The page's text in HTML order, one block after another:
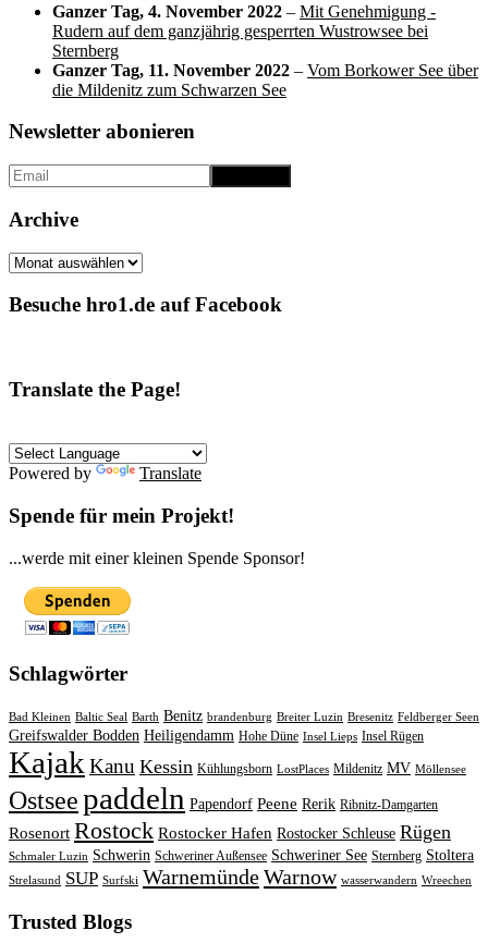
Ganzer Tag, 4. November 2022 – Mit Genehmigung -
Rudern auf dem ganzjährig gesperrten Wustrowsee bei
Sternberg
Ganzer Tag, 11. November 2022 – Vom Borkower See über
die Mildenitz zum Schwarzen See
Newsletter abonieren
Archive
Archive
Besuche hro1.de auf Facebook
Translate the Page!
Powered by Translate
Spende für mein Projekt!
...werde mit einer kleinen Spende Sponsor!
Schlagwörter
Bad Kleinen Baltic Seal Barth Benitz brandenburg Breiter Luzin Bresenitz Feldberger Seen
Greifswalder Bodden Heiligendamm Hohe Düne Insel Lieps Insel Rügen
Kajak Kanu Kessin Kühlungsborn LostPlaces Mildenitz MV Möllensee
Ostseepaddeln Papendorf Peene Rerik Ribnitz-Damgarten
Rosenort Rostock Rostocker Hafen Rostocker Schleuse Rügen
Schmaler Luzin Schwerin Schweriner Außensee Schweriner See Sternberg Stoltera
Strelasund SUP Surfski WarnemündeWarnow wasserwandern Wreechen
Trusted Blogs